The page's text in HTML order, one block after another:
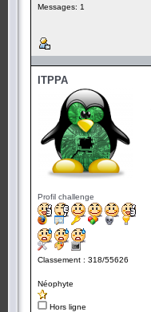
Messages: 1
ITPPA
Profil challenge
Classement : 318/55626
Néophyte
Hors ligne